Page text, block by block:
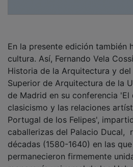
cultura. Así, Fernando Vela
Historia de la Arquitectura y del
Superior de Arquitectura de la
de Madrid en su conferencia
clasicismo y las relaciones
Portugal de los Felipes',
caballerizas del Palacio Ducal,
décadas (1580-1640) en las
permanecieron firmemente
monarquía universal de los